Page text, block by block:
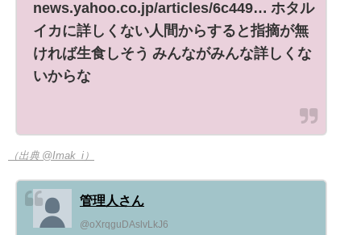
news.yahoo.co.jp/articles/6c449… ホタル
イカに詳しくない人間からすると指摘が無
ければ生食しそう みんながみんな詳しくな
いからな
（出典 @Imak_i）
管理人さん
@oXrqguDAslvLkJ6